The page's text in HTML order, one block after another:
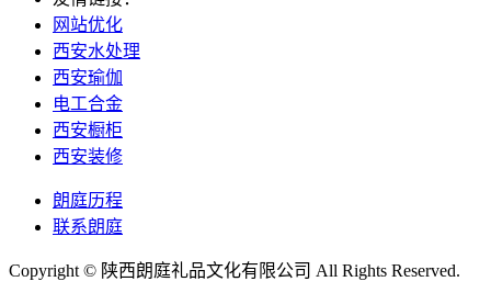
网站优化
西安水处理
西安瑜伽
电工合金
西安橱柜
西安装修
朗庭历程
联系朗庭
Copyright © 陕西朗庭礼品文化有限公司 All Rights Reserved.